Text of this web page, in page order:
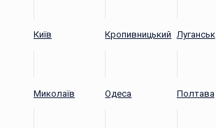
Київ Кропивницький Луганськ
Миколаїв Одеса Полтава